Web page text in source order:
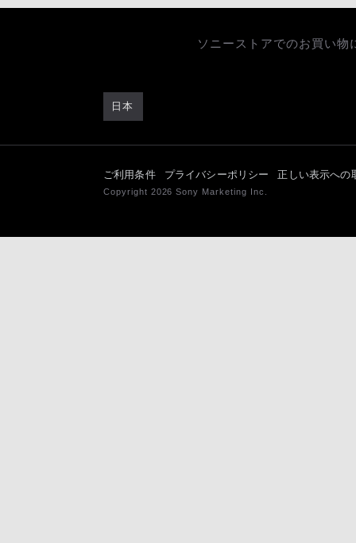
ソニーストアでのお買い物
日本
ご利用条件 プライバシーポリシー 正しい表示への
Copyright 2026 Sony Marketing Inc.